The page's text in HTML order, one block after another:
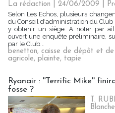
La rédaction | 24/06/2009
Selon Les Echos, plusieurs
du Conseil d'administration du Club
y obtenir un siège. A noter par
ouvert une enquête préliminaire,
par le Club...
benetton, caisse de dépôt et de
agricole, plainte, tapie
Ryanair : ''Terrific Mike''
fosse ?
T.